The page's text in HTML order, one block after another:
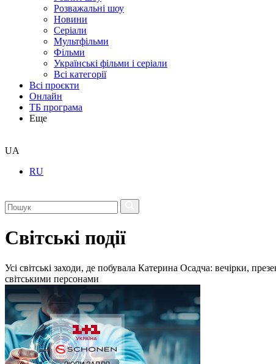
Розважальні шоу
Новини
Серіали
Мультфільми
Фільми
Українські фільми і серіали
Всі категорії
Всі проєкти
Онлайн
ТБ програма
Еще
UA
RU
Світські події
Усі світські заходи, де побувала Катерина Осадча: вечірки,
світськими персонами